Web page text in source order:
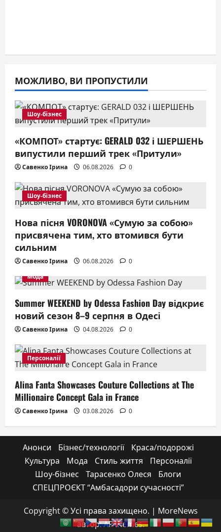
МОЖЛИВО, ВИ ПРОПУСТИЛИ
Шоу-бізнес
«КОМПОТ» стартує: GERALD 032 і ШЕРШЕНЬ
випустили перший трек «Притули»
Савенко Ірина 06.08.2026 0
Шоу-бізнес
Нова пісня VORONOVA «Сумую за собою»
присвячена тим, хто втомився бути
сильним
Савенко Ірина 06.08.2026
0
Мода
Summer WEEKEND by Odessa Fashion Day відкриє
новий сезон 8–9 серпня в Одесі
Савенко Ірина 04.08.2026 0
Персоналії
Alina Fanta Showcases Couture Collections at The
Millionaire Concept Gala in France
Савенко Ірина 03.08.2026 0
Анонси Бізнес/технології
Краса/подорожі
Культура
Мода Стиль життя
Персоналії
Шоу-бізнес
Тарасенко Олеся
Блоги
СПЕЦПРОЄКТ “Амбасадори сучасності”
Copyright © Усі права захищено. | MoreNews
автор: AF themes.